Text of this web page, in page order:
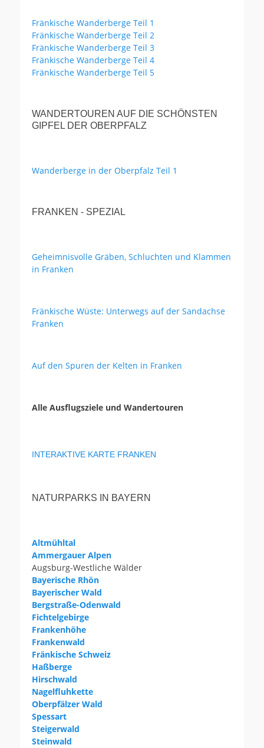
Fränkische Wanderberge Teil 1
Fränkische Wanderberge Teil 2
Fränkische Wanderberge Teil 3
Fränkische Wanderberge Teil 4
Fränkische Wanderberge Teil 5
WANDERTOUREN AUF DIE SCHÖNSTEN
GIPFEL DER OBERPFALZ
Wanderberge in der Oberpfalz Teil 1
FRANKEN - SPEZIAL
Geheimnisvolle Gräben, Schluchten und Klammen
in Franken
Fränkische Wüste: Unterwegs auf der Sandachse
Franken
Auf den Spuren der Kelten in Franken
Alle Ausflugsziele und Wandertouren
INTERAKTIVE KARTE FRANKEN
NATURPARKS IN BAYERN
Altmühltal
Ammergauer Alpen
Augsburg-Westliche Wälder
Bayerische Rhön
Bayerischer Wald
Bergstraße-Odenwald
Fichtelgebirge
Frankenhöhe
Frankenwald
Fränkische Schweiz
Haßberge
Hirschwald
Nagelfluhkette
Oberpfälzer Wald
Spessart
Steigerwald
Steinwald